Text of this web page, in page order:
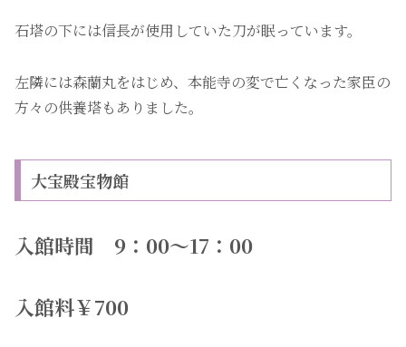
石塔の下には信長が使用していた刀が眠っています。
左隣には森蘭丸をはじめ、本能寺の変で亡くなった家臣の
方々の供養塔もありました。
大宝殿宝物館
入館時間 9：00〜17：00
入館料￥700